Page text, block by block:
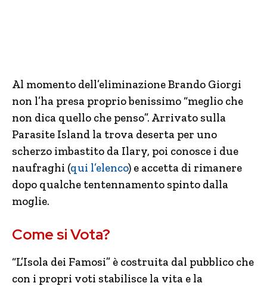
Al momento dell’eliminazione Brando Giorgi
non l’ha presa proprio benissimo “meglio che
non dica quello che penso”. Arrivato sulla
Parasite Island la trova deserta per uno
scherzo imbastito da Ilary, poi conosce i due
naufraghi (qui l’elenco) e accetta di rimanere
dopo qualche tentennamento spinto dalla
moglie.
Come si Vota?
“L’Isola dei Famosi” è costruita dal pubblico che
con i propri voti stabilisce la vita e la